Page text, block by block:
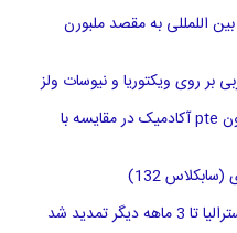
اللمللی به مقصد ملبورن
بر روی ویکتوریا و نیوسات ولز
تغییرات در سطح بندی امتیازات آزمون pte آکادمیک در مقایسه با
132)
تمدید شد